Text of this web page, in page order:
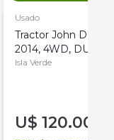
Usado
Tractor John Deere
2014, 4WD, DUAL
Isla Verde
U$ 120.000